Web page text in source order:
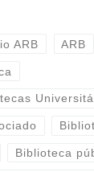
ARB ARB
Biblioteca